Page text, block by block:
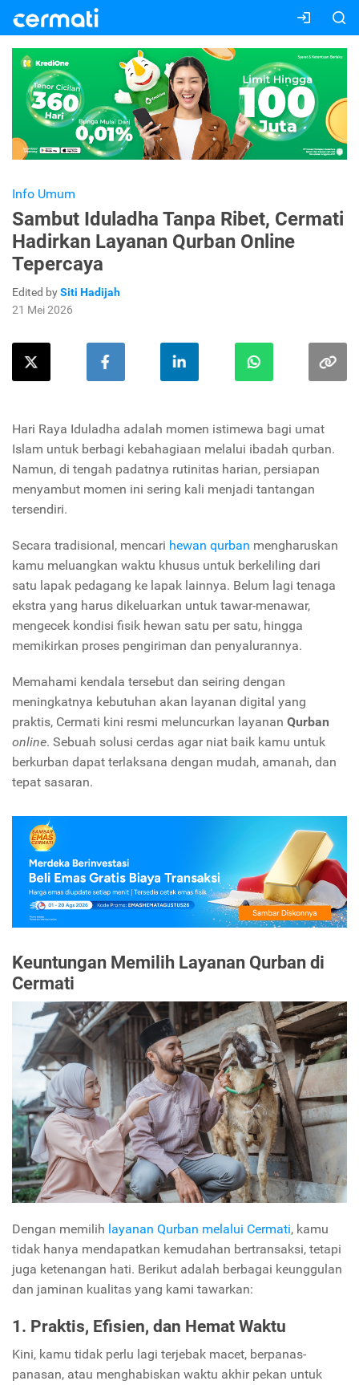
Info Umum
Sambut Iduladha Tanpa Ribet, Cermati
Hadirkan Layanan Qurban Online
Tepercaya
Edited bySiti Hadijah
21 Mei 2026
Hari Raya Iduladha adalah momen istimewa bagi umat
Islam untuk berbagi kebahagiaan melalui ibadah qurban.
Namun, di tengah padatnya rutinitas harian, persiapan
menyambut momen ini sering kali menjadi tantangan
tersendiri.
Secara tradisional, mencari hewan qurban mengharuskan
kamu meluangkan waktu khusus untuk berkeliling dari
satu lapak pedagang ke lapak lainnya. Belum lagi tenaga
ekstra yang harus dikeluarkan untuk tawar-menawar,
mengecek kondisi fisik hewan satu per satu, hingga
memikirkan proses pengiriman dan penyalurannya.
Memahami kendala tersebut dan seiring dengan
meningkatnya kebutuhan akan layanan digital yang
praktis, Cermati kini resmi meluncurkan layanan Qurban
online. Sebuah solusi cerdas agar niat baik kamu untuk
berkurban dapat terlaksana dengan mudah, amanah, dan
tepat sasaran.
Keuntungan Memilih Layanan Qurban di
Cermati
Dengan memilih layanan Qurban melalui Cermati, kamu
tidak hanya mendapatkan kemudahan bertransaksi, tetapi
juga ketenangan hati. Berikut adalah berbagai keunggulan
dan jaminan kualitas yang kami tawarkan:
1. Praktis, Efisien, dan Hemat Waktu
Kini, kamu tidak perlu lagi terjebak macet, berpanas-
panasan, atau menghabiskan waktu akhir pekan untuk